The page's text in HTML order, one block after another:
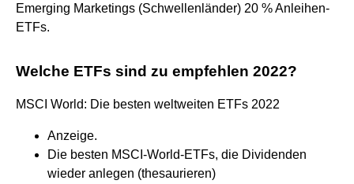
Emerging Marketings (Schwellenländer) 20 % Anleihen-
ETFs.
Welche ETFs sind zu empfehlen 2022?
MSCI World: Die besten weltweiten ETFs 2022
Anzeige.
Die besten MSCI-World-ETFs, die Dividenden
wieder anlegen (thesaurieren)